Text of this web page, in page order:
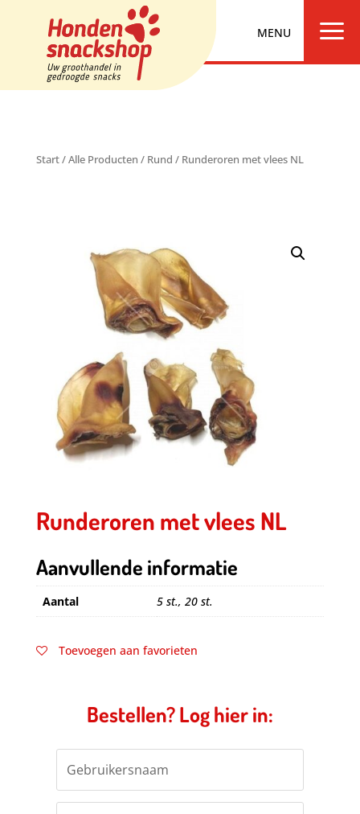
a
Start/Alle Producten / Rund / Runderoren met vlees NL
Runderoren met vlees NL
Aanvullende informatie
Aantal 5 st., 20 st.
Toevoegen aan favorieten
Bestellen? Log hier in: